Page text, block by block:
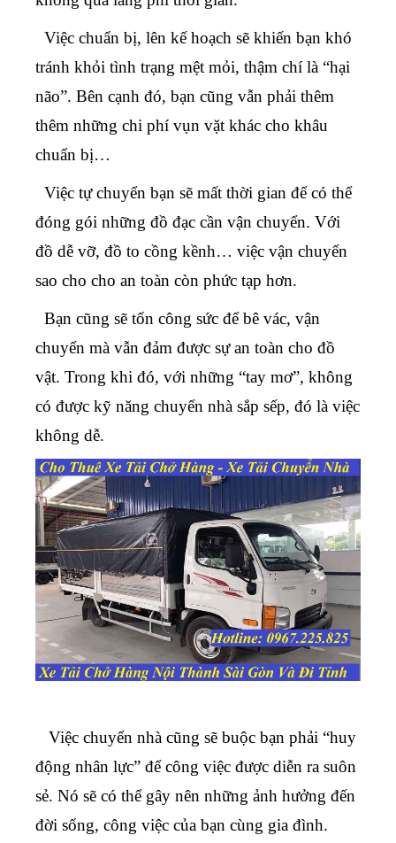
Việc chuẩn bị, lên kế hoạch sẽ khiến bạn khó
tránh khỏi tình trạng mệt mỏi, thậm chí là “hại
não”. Bên cạnh đó, bạn cũng vẫn phải thêm
thêm những chi phí vụn vặt khác cho khâu
chuẩn bị…
Việc tự chuyển bạn sẽ mất thời gian để có thể
đóng gói những đồ đạc cần vận chuyển. Với
đồ dễ vỡ, đồ to cồng kềnh… việc vận chuyển
sao cho cho an toàn còn phức tạp hơn.
Bạn cũng sẽ tốn công sức để bê vác, vận
chuyển mà vẫn đảm được sự an toàn cho đồ
vật. Trong khi đó, với những “tay mơ”, không
có được kỹ năng chuyển nhà sắp sếp, đó là việc
không dễ.
Việc chuyển nhà cũng sẽ buộc bạn phải “huy
động nhân lực” để công việc được diễn ra suôn
sẻ. Nó sẽ có thể gây nên những ảnh hưởng đến
đời sống, công việc của bạn cùng gia đình.